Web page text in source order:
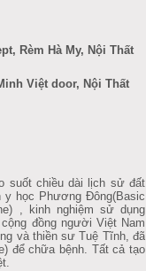
Rèm Hà My, Nội Thất
Việt door, Nội Thất
chiều dài lịch sử đất
học Phương Đông(Basic
, kinh nghiệm sử dụng
đồng người Việt Nam
và thiền sư Tuệ Tĩnh, đã
để chữa bệnh. Tất cả tạo